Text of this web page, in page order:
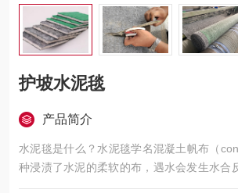
护坡水泥毯
产品简介
水泥毯是什么？水泥毯学名混凝土帆布（
种浸渍了水泥的柔软的布，遇水会发生水合
薄的防水防火的耐用混凝土层，根据所